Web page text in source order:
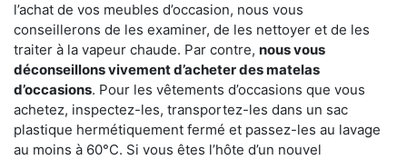
l’achat de vos meubles d’occasion, nous vous
conseillerons de les examiner, de les nettoyer et de les
traiter à la vapeur chaude. Par contre, nous vous
déconseillons vivement d’acheter des matelas
d’occasions. Pour les vêtements d’occasions que vous
achetez, inspectez-les, transportez-les dans un sac
plastique hermétiquement fermé et passez-les au lavage
au moins à 60°C. Si vous êtes l’hôte d’un nouvel